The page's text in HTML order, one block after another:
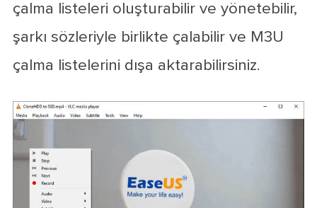
çalma listeleri oluşturabilir ve yönetebilir,
şarkı sözleriyle birlikte çalabilir ve M3U
çalma listelerini dışa aktarabilirsiniz.